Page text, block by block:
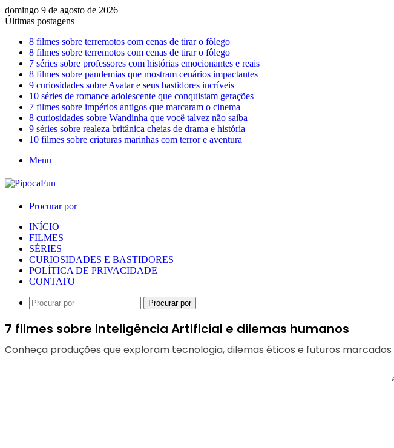
domingo 9 de agosto de 2026
Últimas postagens
8 filmes sobre terremotos com cenas de tirar o fôlego
8 filmes sobre terremotos com cenas de tirar o fôlego
7 séries sobre professores com histórias emocionantes e reais
8 filmes sobre pandemias que mostram cenários impactantes
9 curiosidades sobre Avatar e seus bastidores incríveis
10 séries de romance adolescente que conquistam gerações
7 filmes sobre impérios antigos que marcaram o cinema
8 curiosidades sobre Wandinha que você talvez não saiba
9 séries sobre realeza britânica cheias de drama e história
10 filmes sobre criaturas marinhas com terror e aventura
Menu
Procurar por
INÍCIO
FILMES
SÉRIES
CURIOSIDADES E BASTIDORES
POLÍTICA DE PRIVACIDADE
CONTATO
Procurar por
7 filmes sobre Inteligência Artificial e dilemas humanos
Conheça produções que exploram tecnologia, dilemas éticos e futuros